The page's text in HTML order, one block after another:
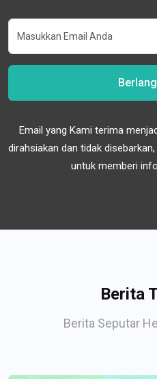
Email yang Kami terima
dirahsiakan dan tidak disebarkan,
untuk memberi
Berita
Berita Seputar